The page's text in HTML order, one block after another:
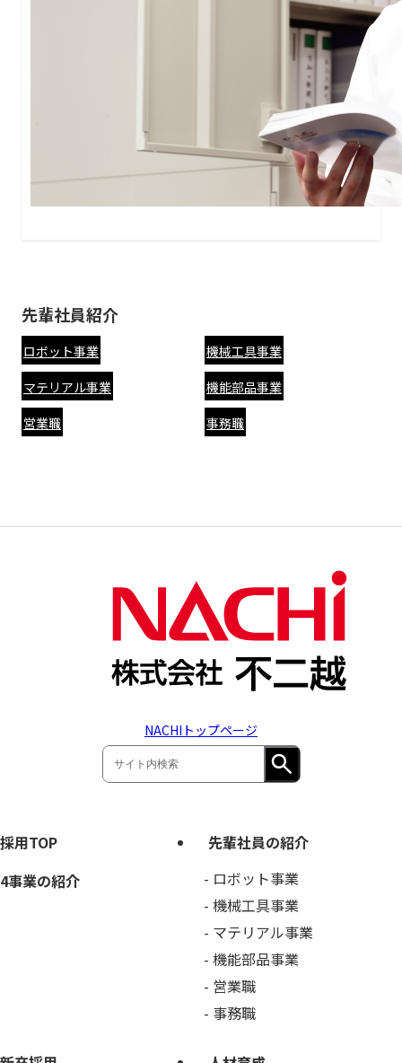
先輩社員紹介
ロボット事業
機械工具事業
マテリアル事業
機能部品事業
営業職
事務職
NACHIトップページ
採用TOP
4事業の紹介
先輩社員の紹介
ロボット事業
機械工具事業
マテリアル事業
機能部品事業
営業職
事務職